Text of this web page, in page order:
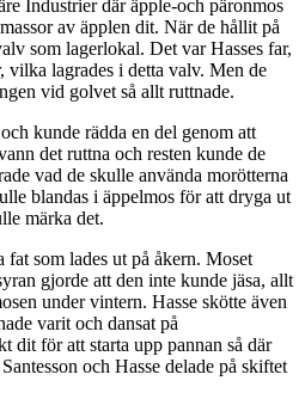
Industrier där äpple-och päronmos
av äpplen dit. När de hållit på
som lagerlokal. Det var Hasses far,
vilka lagrades i detta valv. Men de
vid golvet så allt ruttnade.
kunde rädda en del genom att
det ruttna och resten kunde de
vad de skulle använda morötterna
blandas i äppelmos för att dryga ut
märka det.
fat som lades ut på åkern. Moset
gjorde att den inte kunde jäsa, allt
under vintern. Hasse skötte även
varit och dansat på
dit för att starta upp pannan så där
och Hasse delade på skiftet